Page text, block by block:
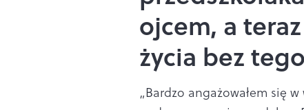
ojcem, a
życia bez
„Bardzo angażowałem się